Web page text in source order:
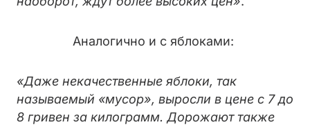
Аналогично и с яблоками:
«Даже некачественные яблоки, так
называемый «мусор», выросли в цене с 7 до
8 гривен за килограмм. Дорожают также